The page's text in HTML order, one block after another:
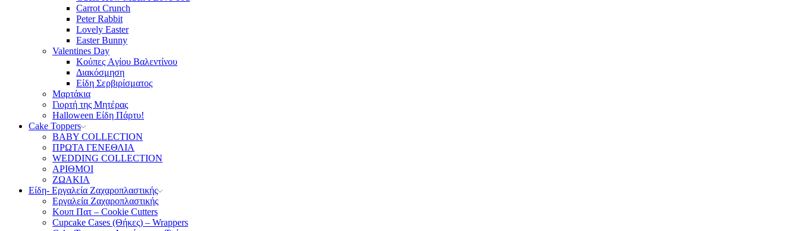
Carrot Crunch
Peter Rabbit
Lovely Easter
Easter Bunny
Valentines Day
Κούπες Aγίου Βαλεντίνου
Διακόσμηση
Είδη Σερβιρίσματος
Μαρτάκια
Γιορτή της Μητέρας
Halloween Είδη Πάρτυ!
Cake Toppers
BABY COLLECTION
ΠΡΩΤΑ ΓΕΝΕΘΛΙΑ
WEDDING COLLECTION
ΑΡΙΘΜΟΙ
ΖΩΑΚΙΑ
Είδη- Εργαλεία Ζαχαροπλαστικής
Εργαλεία Ζαχαροπλαστικής
Κουπ Πατ – Cookie Cutters
Cupcake Cases (Θήκες) – Wrappers